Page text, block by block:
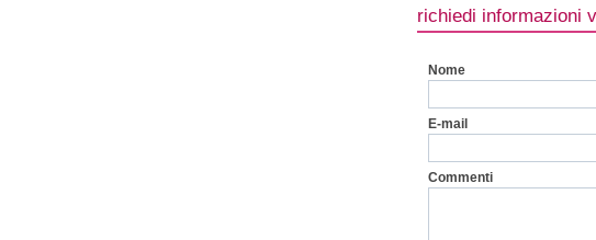
richiedi informazioni
Nome
E-mail
Commenti